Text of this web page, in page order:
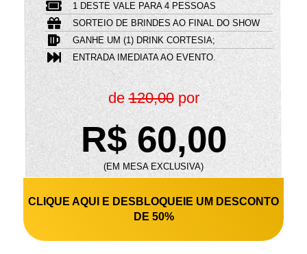
1 DESTE VALE PARA 4 PESSOAS
SORTEIO DE BRINDES AO FINAL DO SHOW
GANHE UM (1) DRINK CORTESIA;
ENTRADA IMEDIATA AO EVENTO.
de120,00por
R$ 60,00
(EM MESA EXCLUSIVA)
CLIQUE AQUI E DESBLOQUEIE UM DESCONTO
DE 50%